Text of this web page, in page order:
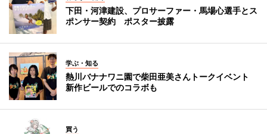
下田・河津建設、プロサーファー・馬場心選手とス
ポンサー契約 ポスター披露
学ぶ・知る
熱川バナナワニ園で柴田亜美さんトークイベント
新作ビールでのコラボも
買う